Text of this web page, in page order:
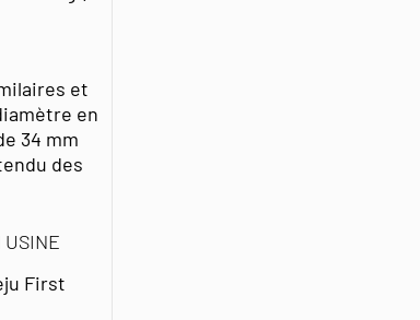
et
en
34 mm
des
USINE
First